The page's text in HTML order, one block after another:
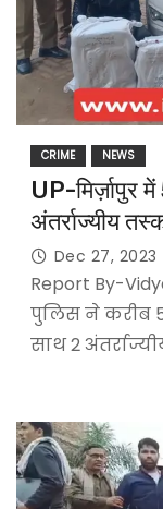
CRIME NEWS
UP-मिर्ज़ापुर
अंतर्राज्यीय
Dec 27, 2023
Report By-
पुलिस ने करीब
साथ 2